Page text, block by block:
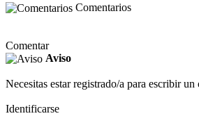
Comentarios
Comentar
Aviso
Necesitas estar registrado/a para escribir un
Identificarse